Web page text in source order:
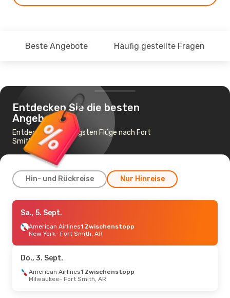
Beste Angebote Häufig gestellte Fragen
Entdecken Sie die besten
Angebote
Entdecke die günstigsten Flüge nach Fort
Smith, AR
Hin- und Rückreise Nur Hinreise
Sa., 5. Sept.
American AirlinesDirekt
Dallas- Fort Smith, AR
Fort Smith, AR- Dallas
Do., 3. Sept.- Fr., 4. Sept.
Sa., 5. Sept.
American Airlines1 Zwischenstopp
New York- Fort Smith, AR
Do., 3. Sept.
American Airlines1 Zwischenstopp
Milwaukee- Fort Smith, AR